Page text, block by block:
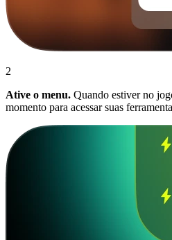
2
Ative o menu. Quando estiver no
momento para acessar suas